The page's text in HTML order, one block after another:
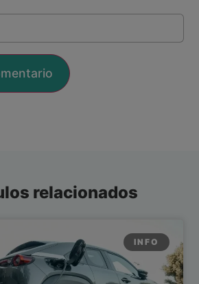
relacionados
INFO